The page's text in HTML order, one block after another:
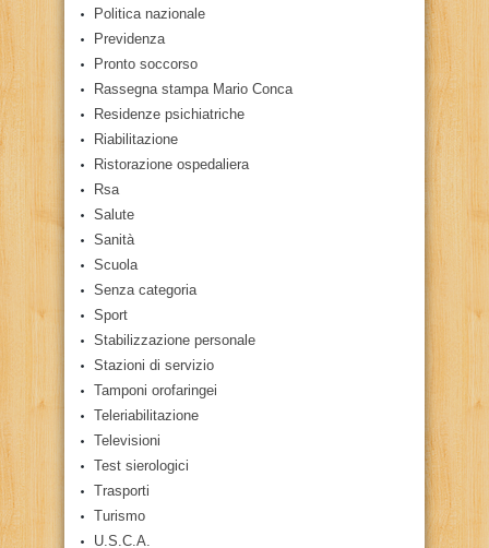
Politica nazionale
Previdenza
Pronto soccorso
Rassegna stampa Mario Conca
Residenze psichiatriche
Riabilitazione
Ristorazione ospedaliera
Rsa
Salute
Sanità
Scuola
Senza categoria
Sport
Stabilizzazione personale
Stazioni di servizio
Tamponi orofaringei
Teleriabilitazione
Televisioni
Test sierologici
Trasporti
Turismo
U.S.C.A.